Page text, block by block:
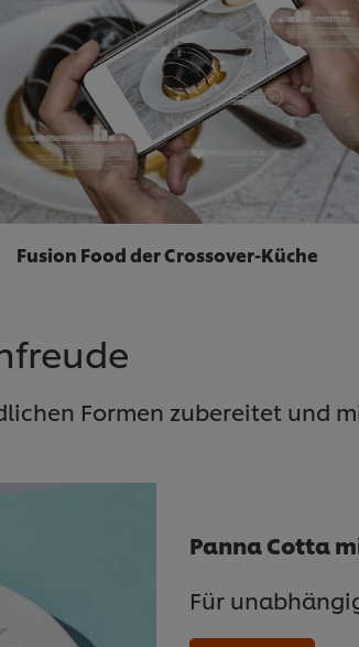
Fusion Food der Crossover-Küche
Formen zubereitet und
Panna Cotta
Für